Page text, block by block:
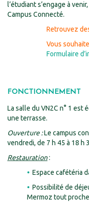
l’étudiant s’engage à
Campus Connecté.
Retrouvez
Vous
Formulaire
FONCTIONNEMENT
La salle du VN2C n° 1 est
une terrasse.
Ouverture :Le campus
vendredi, de 7 h 45 à 18 h
Restauration:
Espace cafétéria
Possibilité de
Mermoz tout